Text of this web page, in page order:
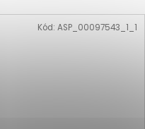
Kód: ASP_00097543_1_1